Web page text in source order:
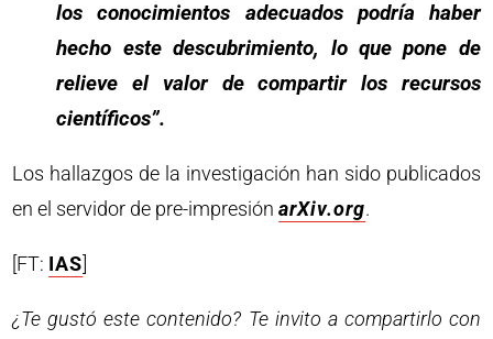
los conocimientos adecuados podría haber
hecho este descubrimiento, lo que pone de
relieve el valor de compartir los recursos
científicos”.
Los hallazgos de la investigación han sido publicados
en el servidor de pre-impresiónarXiv.org.
[FT: IAS
¿Te gustó este contenido? Te invito a compartirlo con